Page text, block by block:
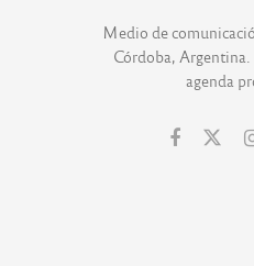
Medio de
Córdoba,
agenda